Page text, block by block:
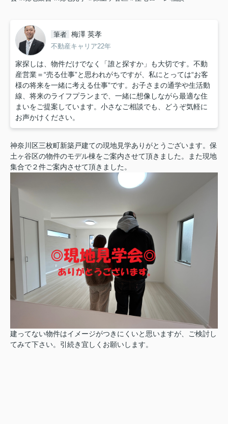
筆者 梅澤 英孝
不動産キャリア22年
家探しは、物件だけでなく「誰と探すか」も大切です。不動
産営業＝“売る仕事”と思われがちですが、私にとっては“お客
様の将来を一緒に考える仕事”です。お子さまの通学や生活動
線、将来のライフプランまで、一緒に想像しながら最適な住
まいをご提案しています。小さなご相談でも、どうぞ気軽に
お声かけください。
神奈川区三枚町新築戸建ての現地見学ありがとうございます。保
土ヶ谷区の物件のモデル棟をご案内させて頂きました。また現地
集合で２件ご案内させて頂きました。
建ってない物件はイメージがつきにくいと思いますが、ご検討し
てみて下さい。引続き宜しくお願いします。